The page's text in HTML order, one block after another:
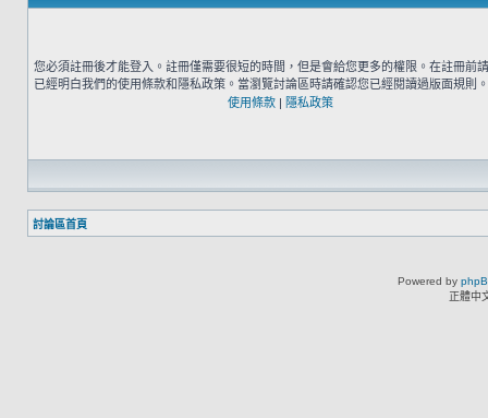
您必須註冊後才能登入。註冊僅需要很短的時間，但是會給您更多的權限。在註冊前
已經明白我們的使用條款和隱私政策。當瀏覽討論區時請確認您已經閱讀過版面規則。
使用條款 | 隱私政策
討論區首頁
Powered by
正體中